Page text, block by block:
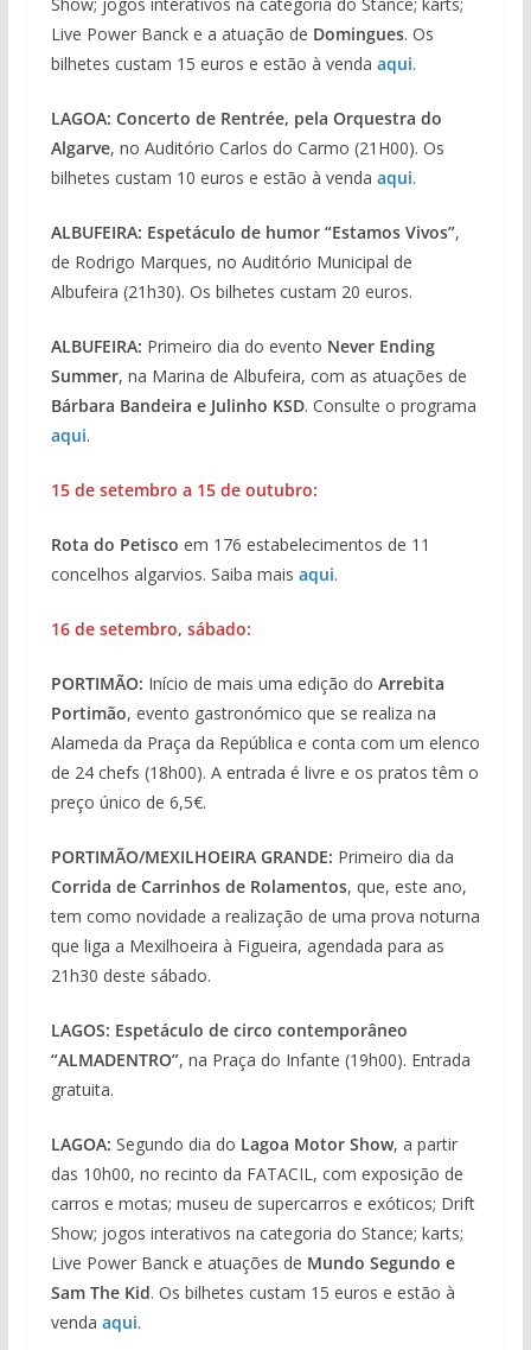
Show; jogos interativos na categoria do Stance; karts;
Live Power Banck e a atuação de Domingues. Os
bilhetes custam 15 euros e estão à venda aqui.
LAGOA: Concerto de Rentrée, pela Orquestra do
Algarve, no Auditório Carlos do Carmo (21H00). Os
bilhetes custam 10 euros e estão à venda aqui.
ALBUFEIRA: Espetáculo de humor “Estamos Vivos”,
de Rodrigo Marques, no Auditório Municipal de
Albufeira (21h30). Os bilhetes custam 20 euros.
ALBUFEIRA: Primeiro dia do evento Never Ending
Summer, na Marina de Albufeira, com as atuações de
Bárbara Bandeira e Julinho KSD. Consulte o programa
aqui.
15 de setembro a 15 de outubro:
Rota do Petisco em 176 estabelecimentos de 11
concelhos algarvios. Saiba mais aqui.
16 de setembro, sábado:
PORTIMÃO: Início de mais uma edição do Arrebita
Portimão, evento gastronómico que se realiza na
Alameda da Praça da República e conta com um elenco
de 24 chefs (18h00). A entrada é livre e os pratos têm o
preço único de 6,5€.
PORTIMÃO/MEXILHOEIRA GRANDE: Primeiro dia da
Corrida de Carrinhos de Rolamentos, que, este ano,
tem como novidade a realização de uma prova noturna
que liga a Mexilhoeira à Figueira, agendada para as
21h30 deste sábado.
LAGOS: Espetáculo de circo contemporâneo
“ALMADENTRO”, na Praça do Infante (19h00). Entrada
gratuita.
LAGOA: Segundo dia do Lagoa Motor Show, a partir
das 10h00, no recinto da FATACIL, com exposição de
carros e motas; museu de supercarros e exóticos; Drift
Show; jogos interativos na categoria do Stance; karts;
Live Power Banck e atuações de Mundo Segundo e
Sam The Kid. Os bilhetes custam 15 euros e estão à
venda aqui.